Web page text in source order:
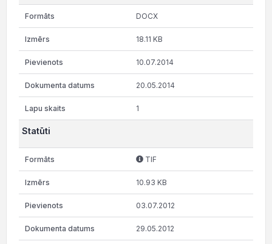
DOCX
18.11 KB
10.07.2014
20.05.2014
1
Statūti
TIF
10.93 KB
03.07.2012
29.05.2012